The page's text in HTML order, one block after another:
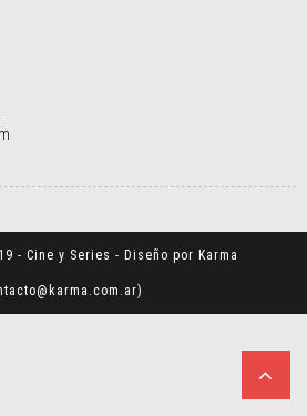
- Cine y Series - Diseño por Karma
)